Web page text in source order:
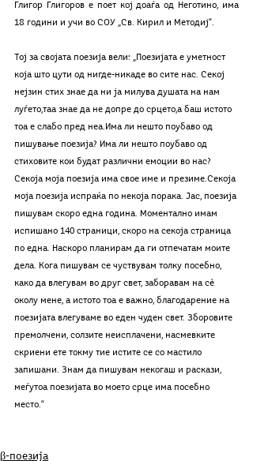
Глигор Глигоров е поет кој доаѓа од Неготино, има
18 години и учи во СОУ „Св. Кирил и Методиј“.
Тој за својата поезија вели: „Поезијата е уметност
која што цути од нигде-никаде во сите нас. Секој
нејзин стих знае да ни ја милува душата на нам
луѓето,таа знае да не допре до срцето,а баш истото
тоа е слабо пред неа.Има ли нешто поубаво од
пишување поезија? Има ли нешто поубаво од
стиховите кои будат различни емоции во нас?
Секоја моја поезија има свое име и презиме.Секоја
моја поезија испраќа по некоја порака. Јас, поезија
пишувам скоро една година. Моментално имам
испишано 140 страници, скоро на секоја страница
по една. Наскоро планирам да ги отпечатам моите
дела. Кога пишувам се чуствувам толку посебно,
како да влегувам во друг свет, заборавам на сè
околу мене, а истото тоа е важно, благодарение на
поезијата влегуваме во еден чуден свет. Зборовите
премолчени, солзите неисплачени, насмевките
скриени ете токму тие истите се со мастило
запишани. Знам да пишувам некогаш и раскази,
меѓутоа поезијата во моето срце има посебно
место.“
β-поезија